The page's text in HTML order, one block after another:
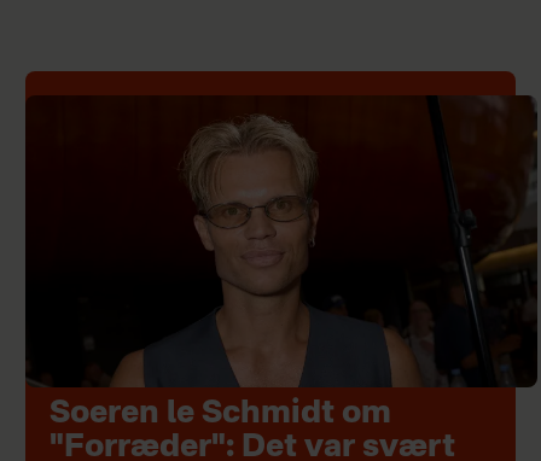
Soeren le Schmidt om
"Forræder": Det var svært